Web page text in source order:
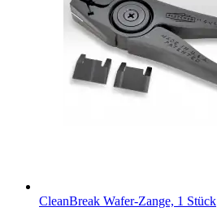
CleanBreak Wafer-Zange, 1 Stück